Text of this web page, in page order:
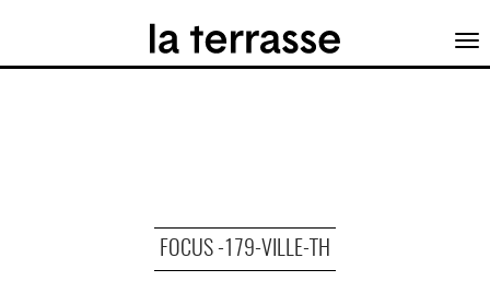
FOCUS -179-VILLE-TH